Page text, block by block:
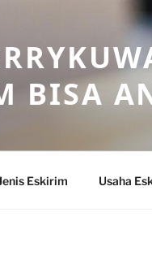
BISA
Eskirim Usaha